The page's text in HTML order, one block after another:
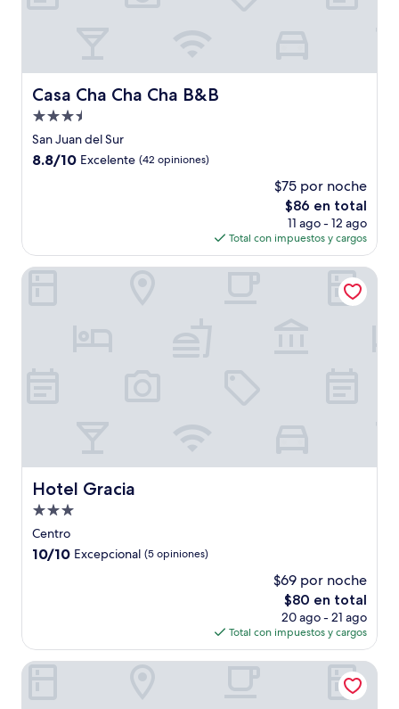
Casa Cha Cha Cha B&B
Casa Cha Cha Cha B&B
Propiedad
de
3.5
San Juan del Sur
8.8
8.8/10 Excelente (42 opiniones)
$75 por noche
El
precio
actual
es
de
$86 en total
11 ago - 12 ago
Total con impuestos y cargos
Hotel Gracia
Hotel Gracia
Propiedad
de
3.0
Centro
10.0
10/10 Excepcional (5 opiniones)
$69 por noche
El
precio
actual
es
de
$80 en total
20 ago - 21 ago
Total con impuestos y cargos
Hotel Gracia
Casa Happy Life